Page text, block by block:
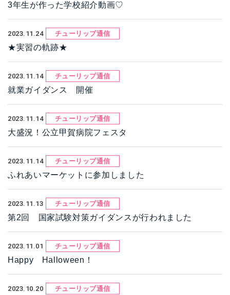
3年生が作った学校紹介動画♡
2023.11.24 チューリップ通信
★実習の軌跡★
2023.11.14 チューリップ通信
就業ガイダンス 開催
2023.11.14 チューリップ通信
大盛況！公立甲賀病院フェスタ
2023.11.14 チューリップ通信
ふれあいマーケットに参加しました
2023.11.13 チューリップ通信
第2回 国家試験対策ガイダンスが行われました
2023.11.01 チューリップ通信
Happy Halloween！
2023.10.20 チューリップ通信